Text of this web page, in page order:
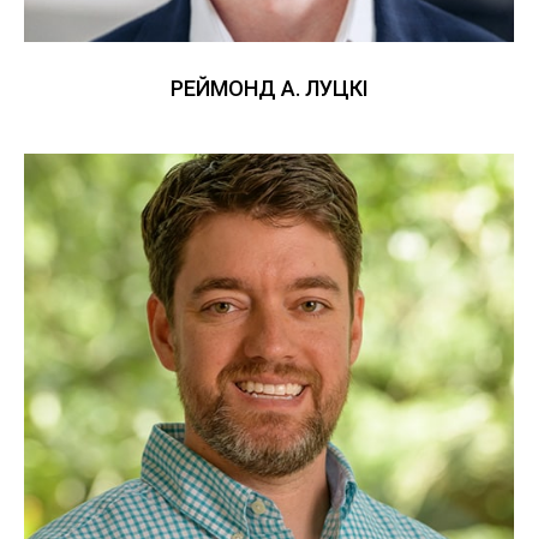
РЕЙМОНД А. ЛУЦКІ